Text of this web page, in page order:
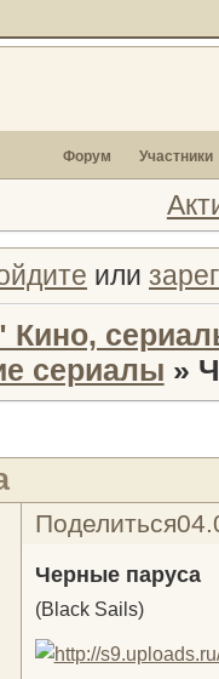
Форум Участники
или
сериалы »
Поделиться
Черные паруса
(Black Sails)